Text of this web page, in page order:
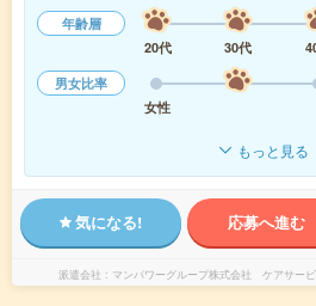
年齢層
20代
30代
男女比率
女性
もっと見る
気になる! 応募へ進む
派遣会社 マンパワーグループ株式会社 ケアサー